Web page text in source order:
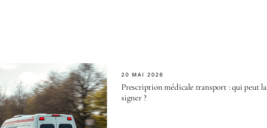
20 MAI 2026
Prescription médicale transport : qui peut la
signer ?